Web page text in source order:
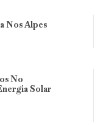
Nos Alpes
No
Solar